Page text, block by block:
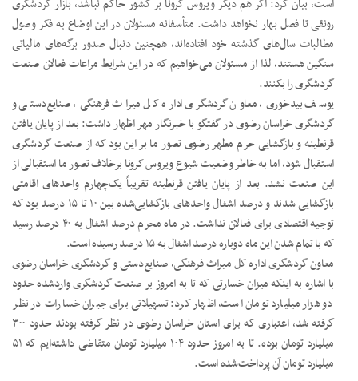
است، بیان کرد: اگر هم دیگر ویروس کرونا بر کشور حاکم نباشد، بازار گردشگری
رونقی تا فصل بهار نخواهد داشت. متأسفانه مسئولان در این اوضاع به فکر وصول
مطالبات سال‌های گذشته خود افتاده‌اند، همچنین دنبال صدور برگه‌های مالیاتی
سنگین هستند، لذا از مسئولان می‌خواهیم که در این شرایط مراعات فعالان صنعت
گردشگری را بکنند.
یوسف بیدخوری، معاون گردشگری اداره کل میراث فرهنگی، صنایع‌دستی و
گردشگری خراسان رضوی در گفتگو با خبرنگار مهر اظهار داشت: بعد از پایان یافتن
قرنطینه و بازگشایی حرم مطهر رضوی تصور ما بر این بود که از صنعت گردشگری
استقبال شود، اما به خاطر وضعیت شیوع ویروس کرونا برخلاف تصور ما استقبالی از
این صنعت نشد. بعد از پایان یافتن قرنطینه تقریباً یک‌چهارم واحدهای اقامتی
بازگشایی شدند و درصد اشغال واحدهای بازگشایی‌شده بین ۱۰ تا ۱۵ درصد بود که
توجیه اقتصادی برای فعالان نداشت. در ماه محرم درصد اشغال به ۴۰ درصد رسید
که با تمام شدن این ماه دوباره درصد اشغال به ۱۵ درصد رسیده است.
معاون گردشگری اداره کل میراث فرهنگی، صنایع‌دستی و گردشگری خراسان رضوی
با اشاره به اینکه میزان خسارتی که تا به امروز بر صنعت گردشگری واردشده حدود
دو هزار میلیارد تومان است، اظهار کرد: تسهیلاتی برای جبران خسارات در نظر
گرفته شد، اعتباری که برای استان خراسان رضوی در نظر گرفته بودند حدود ۳۰۰
میلیارد تومان بوده. تا به امروز حدود ۱۰۴ میلیارد تومان متقاضی داشته‌ایم که ۵۱
میلیارد تومان آن پرداخت‌شده است.